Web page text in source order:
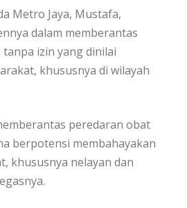
Metro Jaya, Mustafa,
dalam memberantas
izin yang dinilai
khususnya di wilayah
peredaran obat
berpotensi membahayakan
khususnya nelayan dan